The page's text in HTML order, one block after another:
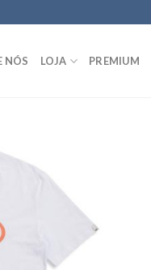
NÓS LOJA PREMIUM